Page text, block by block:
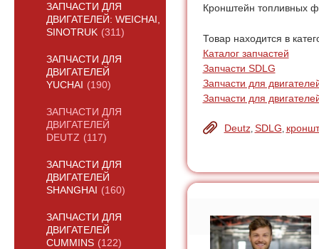
ЗАПЧАСТИ ДЛЯ
ДВИГАТЕЛЕЙ: WEICHAI,
SINOTRUK (311)
ЗАПЧАСТИ ДЛЯ
ДВИГАТЕЛЕЙ
YUCHAI (190)
ЗАПЧАСТИ ДЛЯ
ДВИГАТЕЛЕЙ
DEUTZ (117)
ЗАПЧАСТИ ДЛЯ
ДВИГАТЕЛЕЙ
SHANGHAI (160)
ЗАПЧАСТИ ДЛЯ
ДВИГАТЕЛЕЙ
CUMMINS (122)
Кронштейн топливных
Товар находится в
Каталог запчастей
Запчасти SDLG
Запчасти для
Запчасти для
Deutz, SDLG,